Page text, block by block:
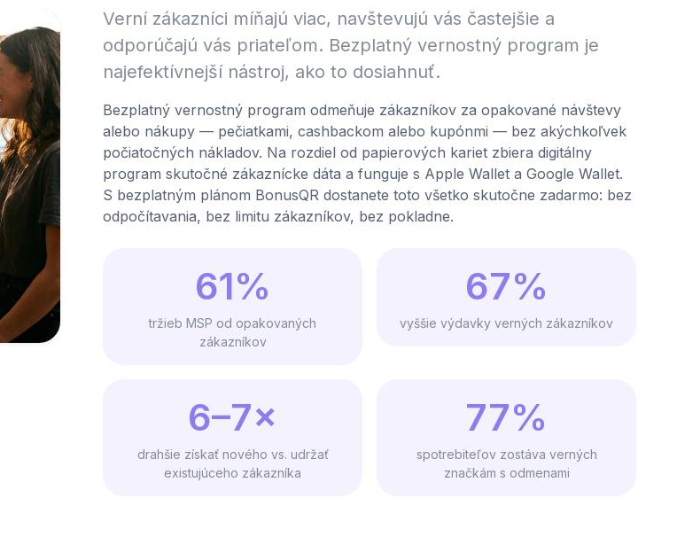
Verní zákazníci míňajú viac, navštevujú vás častejšie a
odporúčajú vás priateľom. Bezplatný vernostný program je
najefektívnejší nástroj, ako to dosiahnuť.
Bezplatný vernostný program odmeňuje zákazníkov za opakované návštevy
alebo nákupy — pečiatkami, cashbackom alebo kupónmi — bez akýchkoľvek
počiatočných nákladov. Na rozdiel od papierových kariet zbiera digitálny
program skutočné zákaznícke dáta a funguje s Apple Wallet a Google Wallet.
S bezplatným plánom BonusQR dostanete toto všetko skutočne zadarmo: bez
odpočítavania, bez limitu zákazníkov, bez pokladne.
61%
tržieb MSP od opakovaných
zákazníkov
67%
vyššie výdavky verných zákazníkov
6–7×
drahšie získať nového vs. udržať
existujúceho zákazníka
77%
spotrebiteľov zostáva verných
značkám s odmenami